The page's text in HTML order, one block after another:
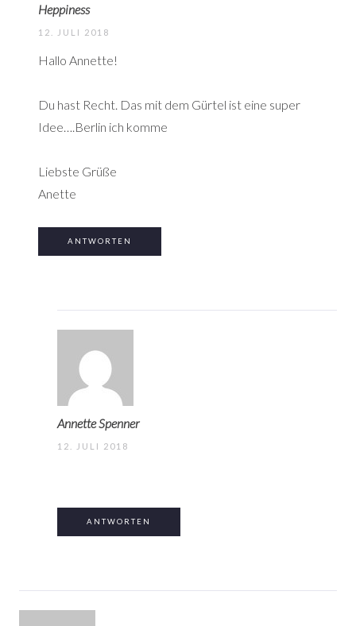
Heppiness
12. JULI 2018
Hallo Annette!
Du hast Recht. Das mit dem Gürtel ist eine super
Idee….Berlin ich komme
Liebste Grüße
Anette
ANTWORTEN
Annette Spenner
12. JULI 2018
ANTWORTEN